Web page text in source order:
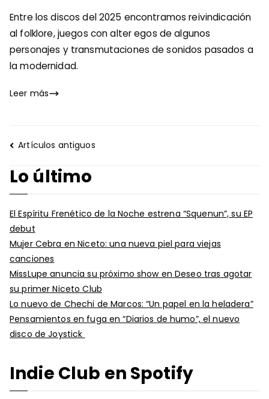
Entre los discos del 2025 encontramos reivindicación
al folklore, juegos con alter egos de algunos
personajes y transmutaciones de sonidos pasados a
la modernidad.
Leer más
Navegación
entradas
Artículos antiguos
Lo último
El Espíritu Frenético de la Noche estrena “Squenun”, su EP
debut
Mujer Cebra en Niceto: una nueva piel para viejas
canciones
MissLupe anuncia su próximo show en Deseo tras agotar
su primer Niceto Club
Lo nuevo de Chechi de Marcos: “Un papel en la heladera”
Pensamientos en fuga en “Diarios de humo”, el nuevo
disco de Joystick
Indie Club en Spotify